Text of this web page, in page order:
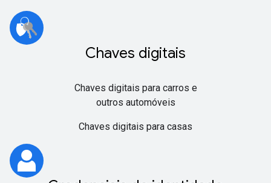
Chaves digitais
Chaves digitais para carros e
outros automóveis
Chaves digitais para casas